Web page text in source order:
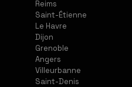
Reims
Saint-Étienne
Le Havre
Dijon
Grenoble
Angers
Villeurbanne
Saint-Denis